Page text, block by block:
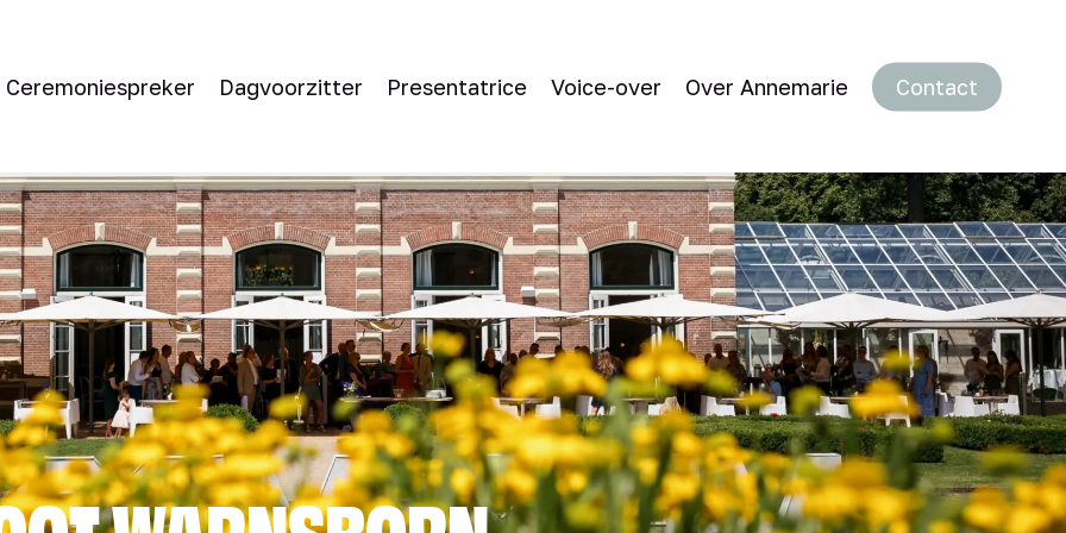
Ceremoniespreker Dagvoorzitter Presentatrice Voice-over Over Annemarie Contact